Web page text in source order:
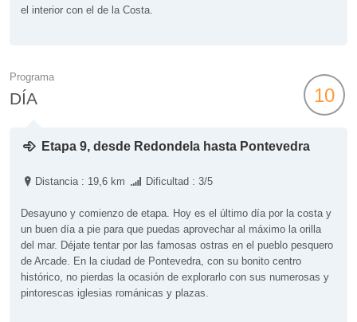
el interior con el de la Costa.
Programa
DÍA 10
Etapa 9, desde Redondela hasta Pontevedra
Distancia : 19,6 km Dificultad : 3/5
Desayuno y comienzo de etapa. Hoy es el último día por la costa y
un buen día a pie para que puedas aprovechar al máximo la orilla
del mar. Déjate tentar por las famosas ostras en el pueblo pesquero
de Arcade. En la ciudad de Pontevedra, con su bonito centro
histórico, no pierdas la ocasión de explorarlo con sus numerosas y
pintorescas iglesias románicas y plazas.